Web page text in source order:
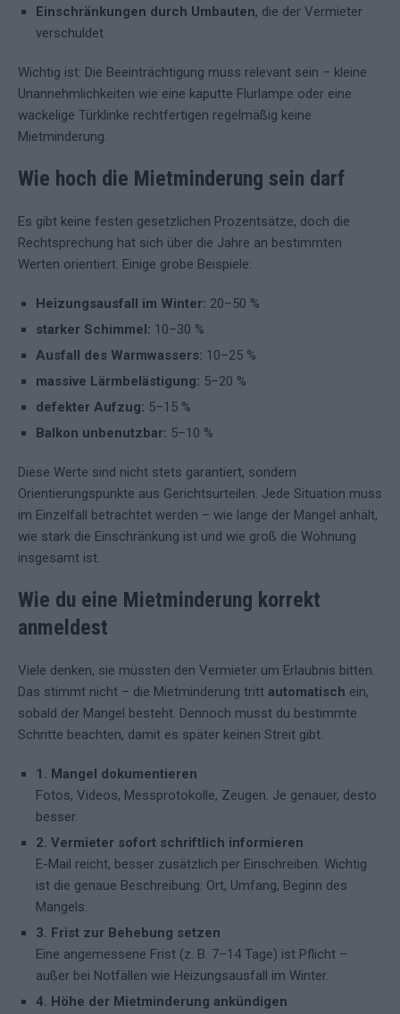
Einschränkungen durch Umbauten, die der Vermieter
verschuldet
Wichtig ist: Die Beeinträchtigung muss relevant sein – kleine
Unannehmlichkeiten wie eine kaputte Flurlampe oder eine
wackelige Türklinke rechtfertigen regelmäßig keine
Mietminderung.
Wie hoch die Mietminderung sein darf
Es gibt keine festen gesetzlichen Prozentsätze, doch die
Rechtsprechung hat sich über die Jahre an bestimmten
Werten orientiert. Einige grobe Beispiele:
Heizungsausfall im Winter: 20–50 %
starker Schimmel: 10–30 %
Ausfall des Warmwassers: 10–25 %
massive Lärmbelästigung: 5–20 %
defekter Aufzug: 5–15 %
Balkon unbenutzbar: 5–10 %
Diese Werte sind nicht stets garantiert, sondern
Orientierungspunkte aus Gerichtsurteilen. Jede Situation muss
im Einzelfall betrachtet werden – wie lange der Mangel anhält,
wie stark die Einschränkung ist und wie groß die Wohnung
insgesamt ist.
Wie du eine Mietminderung korrekt
anmeldest
Viele denken, sie müssten den Vermieter um Erlaubnis bitten.
Das stimmt nicht – die Mietminderung tritt automatisch ein,
sobald der Mangel besteht. Dennoch musst du bestimmte
Schritte beachten, damit es später keinen Streit gibt.
1. Mangel dokumentieren
Fotos, Videos, Messprotokolle, Zeugen. Je genauer, desto
besser.
2. Vermieter sofort schriftlich informieren
E-Mail reicht, besser zusätzlich per Einschreiben. Wichtig
ist die genaue Beschreibung: Ort, Umfang, Beginn des
Mangels.
3. Frist zur Behebung setzen
Eine angemessene Frist (z. B. 7–14 Tage) ist Pflicht –
außer bei Notfällen wie Heizungsausfall im Winter.
4. Höhe der Mietminderung ankündigen